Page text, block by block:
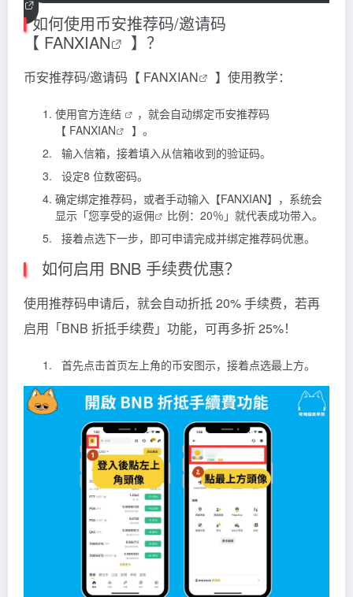
如何使用币安推荐码/邀请码
【 FANXIAN 】？
币安推荐码/邀请码【 FANXIAN 】使用教学：
使用官方连结
，就会自动绑定币安推荐码
【 FANXIAN
】。
输入信箱，接着填入从信箱收到的验证码。
设定8 位数密码。
确定绑定推荐码，或者手动输入【FANXIAN】，系统会
显示「您享受的返佣
比例：20％」就代表成功带入。
接着点选下一步，即可申请完成并绑定推荐码优惠。
如何启用 BNB 手续费优惠？
使用推荐码申请后，就会自动折抵 20% 手续费，若再
启用「BNB 折抵手续费」功能，可再多折 25%！
首先点击首页左上角的币安图示，接着点选最上方。